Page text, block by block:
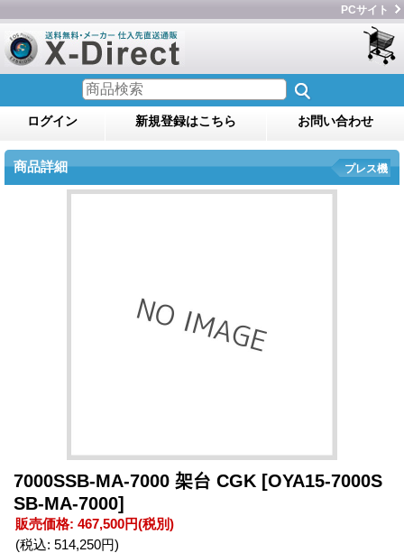
PCサイト
ログイン 新規登録はこちら お問い合わせ
商品詳細 プレス機
7000SSB-MA-7000 架台 CGK [OYA15-7000S
SB-MA-7000]
販売価格: 467,500円(税別)
(税込: 514,250円)